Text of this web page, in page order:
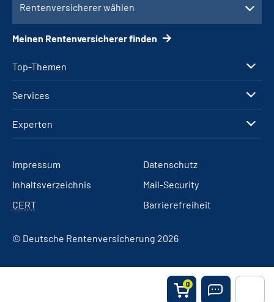
0
Top-Themen
Services
Experten
Rentenversicherer wählen
Meinen Rentenversicherer finden
Impressum
Datenschutz
Inhaltsverzeichnis
Mail-Security
CERT
Barrierefreiheit
© Deutsche Rentenversicherung 2026